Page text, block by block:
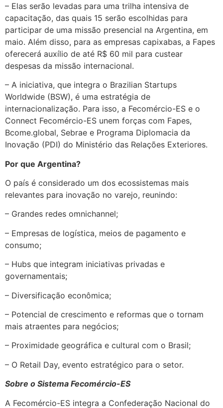
– Elas serão levadas para uma trilha intensiva de
capacitação, das quais 15 serão escolhidas para
participar de uma missão presencial na Argentina, em
maio. Além disso, para as empresas capixabas, a Fapes
oferecerá auxílio de até R$ 60 mil para custear
despesas da missão internacional.
– A iniciativa, que integra o Brazilian Startups
Worldwide (BSW), é uma estratégia de
internacionalização. Para isso, a Fecomércio-ES e o
Connect Fecomércio-ES unem forças com Fapes,
Bcome.global, Sebrae e Programa Diplomacia da
Inovação (PDI) do Ministério das Relações Exteriores.
Por que Argentina?
O país é considerado um dos ecossistemas mais
relevantes para inovação no varejo, reunindo:
– Grandes redes omnichannel;
– Empresas de logística, meios de pagamento e
consumo;
– Hubs que integram iniciativas privadas e
governamentais;
– Diversificação econômica;
– Potencial de crescimento e reformas que o tornam
mais atraentes para negócios;
– Proximidade geográfica e cultural com o Brasil;
– O Retail Day, evento estratégico para o setor.
Sobre o Sistema Fecomércio-ES
A Fecomércio-ES integra a Confederação Nacional do